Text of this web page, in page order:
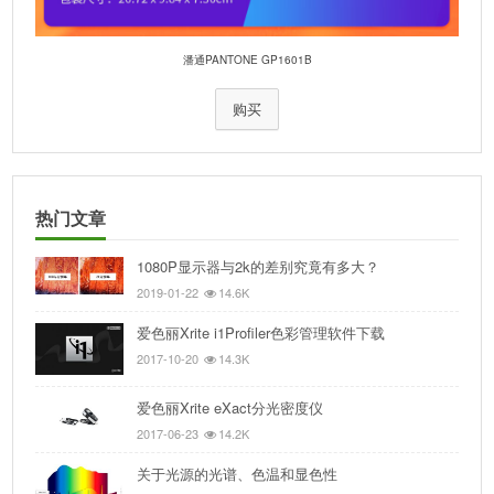
潘通PANTONE GP1601B
购买
热门文章
1080P显示器与2k的差别究竟有多大？
2019-01-22 14.6K
爱色丽Xrite i1Profiler色彩管理软件下载
2017-10-20 14.3K
爱色丽Xrite eXact分光密度仪
2017-06-23 14.2K
关于光源的光谱、色温和显色性